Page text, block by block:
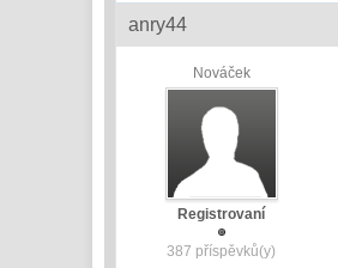
anry44
Nováček
Registrovaní
387 příspěvků(y)